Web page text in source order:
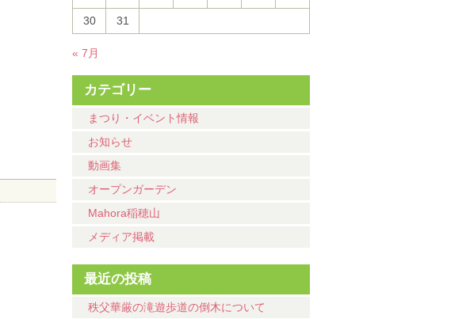
30
31
« 7月
カテゴリー
まつり・イベント情報
お知らせ
動画集
オープンガーデン
Mahora稲穂山
メディア掲載
最近の投稿
秩父華厳の滝遊歩道の倒木について